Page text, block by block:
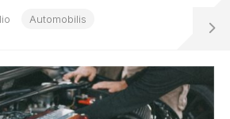
Automobilis